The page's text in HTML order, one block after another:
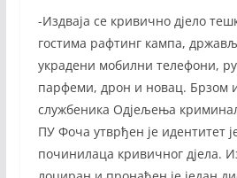
-Издваја се кривично дјело
гостима рафтинг кампа,
украдени мобилни телефони,
парфеми, дрон и новац. Брзом
службеника Одјељења
ПУ Фоча утврђен је идентитет
починилаца кривичног дјела.